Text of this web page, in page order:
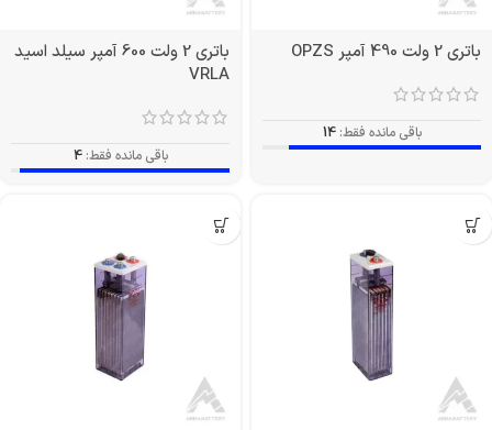
باتری 2 ولت 490 آمپر OPZS
باقی مانده فقط: 14
باتری 2 ولت 600 آمپر سیلد اسید
VRLA
باقی مانده فقط: 4